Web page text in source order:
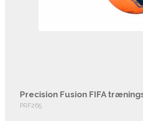
Precision Fusion FIFA
PRF265